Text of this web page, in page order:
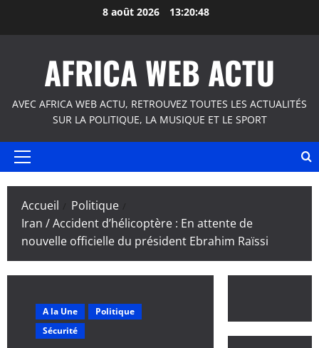
8 août 2026 13:20:48
AFRICA WEB ACTU
AVEC AFRICA WEB ACTU, RETROUVEZ TOUTES LES ACTUALITÉS
SUR LA POLITIQUE, LA MUSIQUE ET LE SPORT
Menu
Accueil
Politique
Iran / Accident d’hélicoptère : En attente de
nouvelle officielle du président Ebrahim Raïssi
A la Une
Politique
Sécurité